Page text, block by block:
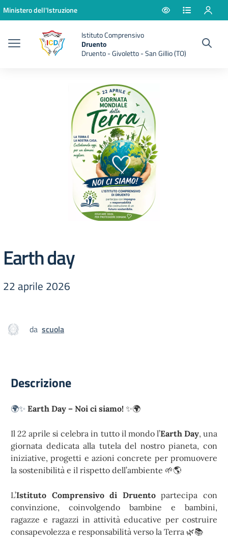
Vai ai contenuti
Vai al menu di navigazione
Vai al footer
Ministero dell'Istruzione
Istituto Comprensivo
Druento
Druento - Givoletto - San Gillio (TO)
Earth day
22 aprile 2026
da scuola
Descrizione
🌍✨ Earth Day – Noi ci siamo! ✨🌍
Il 22 aprile si celebra in tutto il mondo l’Earth Day, una
giornata dedicata alla tutela del nostro pianeta, con
iniziative, progetti e azioni concrete per promuovere
la sostenibilità e il rispetto dell’ambiente 🌱🌎
L’Istituto Comprensivo di Druentopartecipa con
convinzione, coinvolgendo bambine e bambini,
ragazze e ragazzi in attività educative per costruire
consapevolezza e responsabilità verso la Terra 🌿📚